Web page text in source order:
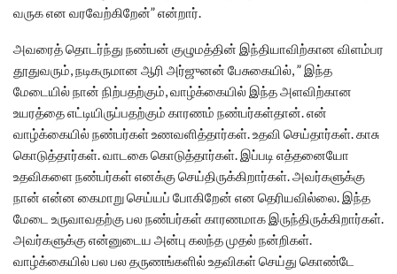
வருக என வரவேற்கிறேன்” என்றார்.
அவரைத் தொடர்ந்து நண்பன் குழுமத்தின் இந்தியாவிற்கான விளம்பர
தூதுவரும், நடிகருமான ஆரி அர்ஜுனன் பேசுகையில், ” இந்த
மேடையில் நான் நிற்பதற்கும், வாழ்க்கையில் இந்த அளவிற்கான
உயரத்தை எட்டியிருப்பதற்கும் காரணம் நண்பர்கள்தான். என்
வாழ்க்கையில் நண்பர்கள் உணவளித்தார்கள். உதவி செய்தார்கள். காசு
கொடுத்தார்கள். வாடகை கொடுத்தார்கள். இப்படி எத்தனையோ
உதவிகளை நண்பர்கள் எனக்கு செய்திருக்கிறார்கள். அவர்களுக்கு
நான் என்ன கைமாறு செய்யப் போகிறேன் என தெரியவில்லை. இந்த
மேடை உருவாவதற்கு பல நண்பர்கள் காரணமாக இருந்திருக்கிறார்கள்.‌
அவர்களுக்கு என்னுடைய அன்பு கலந்த முதல் நன்றிகள்.
வாழ்க்கையில் பல பல தருணங்களில் உதவிகள் செய்து கொண்டே